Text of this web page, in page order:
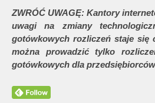
ZWRÓĆ UWAGĘ: Kantory
uwagi na zmiany
gotówkowych rozliczeń staje się
można prowadzić tylko
gotówkowych dla